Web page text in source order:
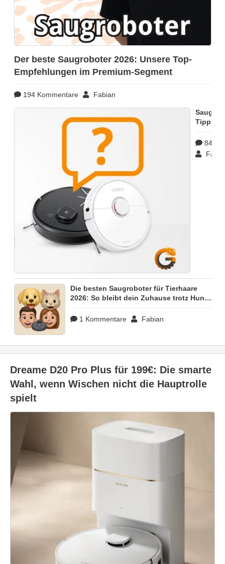
Der beste Saugroboter 2026: Unsere Top-
Empfehlungen im Premium-Segment
194 Kommentare Fabian
Tipps,
für alle
84
Die besten Saugroboter für Tierhaare
2026: So bleibt dein Zuhause trotz Hund
1 Kommentare
Fabian
Dreame D20 Pro Plus für 199€: Die smarte
Wahl, wenn Wischen nicht die Hauptrolle
spielt